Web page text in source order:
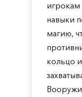
игрокам
навыки
магию,
кольцо